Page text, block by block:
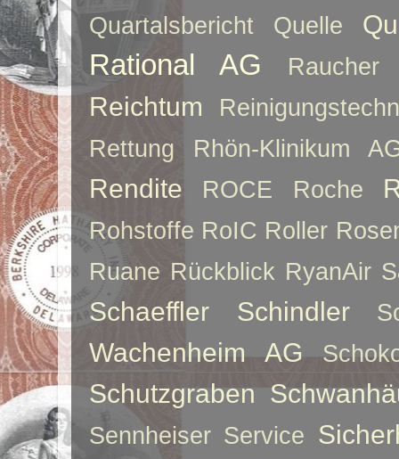
Quartalsbericht
Quelle
Rational AG Raucher
Reichtum
Rettung
Rhön-Klinikum
Rendite ROCE Roche
Rohstoffe RoIC Roller
Ruane Rückblick RyanAir
Schaeffler Schindler
Wachenheim AG
Schutzgraben
Sennheiser Service